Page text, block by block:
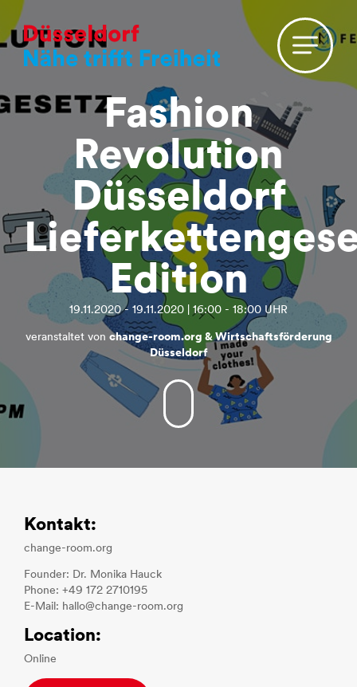
Fashion
Revolution
Düsseldorf
Edition
19.11.2020 - 19.11.2020 | 16:00 - 18:00 UHR
veranstaltet von change-room.org & Wirtschaftsförderung
Düsseldorf
Kontakt:
change-room.org
Founder: Dr. Monika Hauck
Phone: +49 172 2710195
E-Mail: hallo@change-room.org
Location:
Online